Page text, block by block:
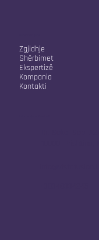
Zgjidhje
Shërbimet
Ekspertizë
Kompania
Kontakti